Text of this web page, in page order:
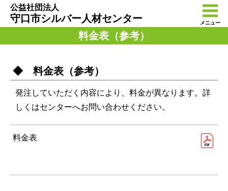
公益社団法人
守口市シルバー人材センター メニュー
料金表（参考）
◆ 料金表（参考）
発注していただく内容により、料金が異なります。詳
しくはセンターへお問い合わせください。
料金表